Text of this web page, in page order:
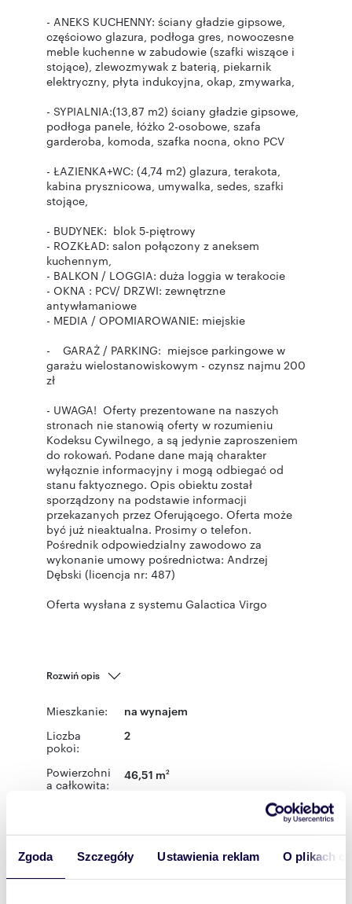
Zgoda Szczegóły Ustawienia reklam O plikach
- ANEKS KUCHENNY: ściany gładzie gipsowe,
częściowo glazura, podłoga gres, nowoczesne
meble kuchenne w zabudowie (szafki wiszące i
stojące), zlewozmywak z baterią, piekarnik
elektryczny, płyta indukcyjna, okap, zmywarka,
- SYPIALNIA:(13,87 m2) ściany gładzie gipsowe,
podłoga panele, łóżko 2-osobowe, szafa
garderoba, komoda, szafka nocna, okno PCV
- ŁAZIENKA+WC: (4,74 m2) glazura, terakota,
kabina prysznicowa, umywalka, sedes, szafki
stojące,
- BUDYNEK: blok 5-piętrowy
- ROZKŁAD: salon połączony z aneksem
kuchennym,
- BALKON / LOGGIA: duża loggia w terakocie
- OKNA : PCV/ DRZWI: zewnętrzne
antywłamaniowe
- MEDIA / OPOMIAROWANIE: miejskie
- GARAŻ / PARKING: miejsce parkingowe w
garażu wielostanowiskowym - czynsz najmu 200
zł
- UWAGA! Oferty prezentowane na naszych
stronach nie stanowią oferty w rozumieniu
Kodeksu Cywilnego, a są jedynie zaproszeniem
do rokowań. Podane dane mają charakter
wyłącznie informacyjny i mogą odbiegać od
stanu faktycznego. Opis obiektu został
sporządzony na podstawie informacji
przekazanych przez Oferującego. Oferta może
być już nieaktualna. Prosimy o telefon.
Pośrednik odpowiedzialny zawodowo za
wykonanie umowy pośrednictwa: Andrzej
Dębski (licencja nr: 487)
Oferta wysłana z systemu Galactica Virgo
Rozwiń opis
Mieszkanie: na wynajem
Liczba
pokoi:
2
Powierzchni
a całkowita:
46,51 m2
powiat:
dzielnica:Śródmieścieulica: